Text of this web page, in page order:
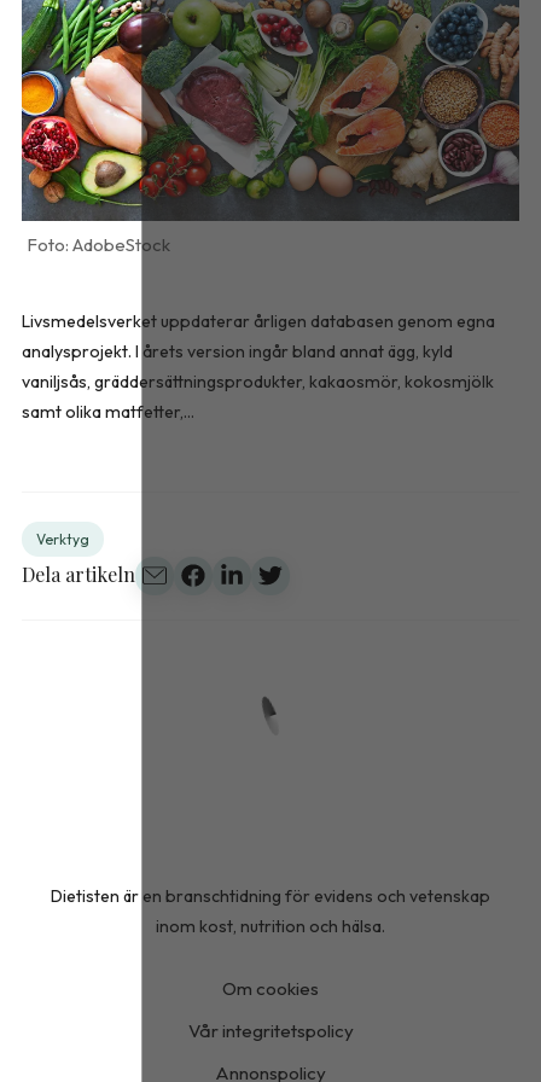
AdobeStock
Livsmedelsverket uppdaterar årligen databasen genom egna
analysprojekt. I årets version ingår bland annat ägg, kyld
vaniljsås, gräddersättningsprodukter, kakaosmör, kokosmjölk
samt olika matfetter,...
Verktyg
Dela artikeln
Dietisten är en branschtidning för evidens och vetenskap
inom kost, nutrition och hälsa.
Om cookies
Vår integritetspolicy
Annonspolicy